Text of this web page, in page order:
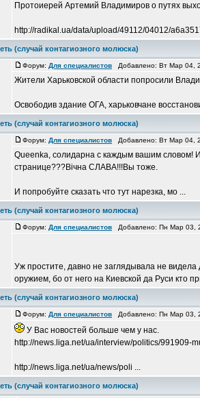
Протоиерей Артемий Владимиров о путях
http://radikal.ua/data/upload/49112/04012/
(случай контагиозного молюска)
Форум: Для специалистов Добавлено: Вт Мар 04,
Жители Харьковской области попросили
Освободив здание ОГА, харьковчане
(случай контагиозного молюска)
Форум: Для специалистов Добавлено: Вт Мар 04,
Queenka, солидарна с каждым вашим словом!
странице???Вічна СЛАВА!!!Вы тоже.
И попробуйте сказать что тут нарезка, мо ...
(случай контагиозного молюска)
Форум: Для специалистов Добавлено: Пн Мар 03,
Уж простите, давно не заглядывала не
оружием, бо от него на Киевской да Руси кто
(случай контагиозного молюска)
Форум: Для специалистов Добавлено: Пн Мар 03,
У Вас новостей больше чем у нас.
http://news.liga.net/ua/interview/politics/991909-
http://news.liga.net/ua/news/poli ...
(случай контагиозного молюска)